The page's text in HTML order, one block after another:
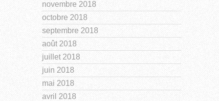
novembre 2018
octobre 2018
septembre 2018
août 2018
juillet 2018
juin 2018
mai 2018
avril 2018